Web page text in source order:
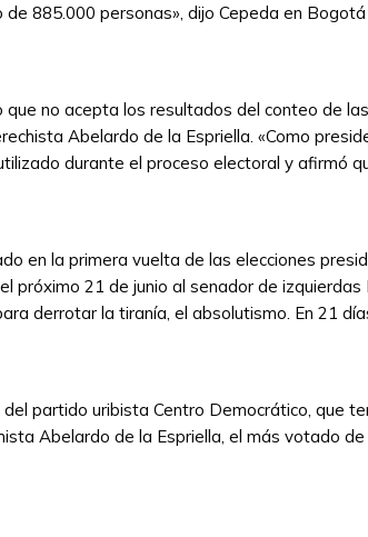
885.000 personas», dijo Cepeda en
no acepta los resultados del conteo de
Abelardo de la Espriella. «Como
durante el proceso electoral y afirmó
en la primera vuelta de las elecciones
próximo 21 de junio al senador de
derrotar la tiranía, el absolutismo. En 21
partido uribista Centro Democrático, que
Abelardo de la Espriella, el más votado de